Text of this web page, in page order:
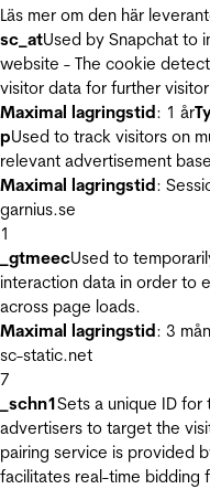
Läs mer om den här
sc_atUsed by Snapchat to
website - The cookie
visitor data for further
Maximal lagringstid: 1 år
pUsed to track visitors on
relevant advertisement
Maximal lagringstid:
garnius.se
1
_gtmeecUsed to
interaction data in order to
across page loads.
Maximal lagringstid: 3
sc-static.net
7
_schn1Sets a unique ID
advertisers to target the
pairing service is provided
facilitates real-time bidding